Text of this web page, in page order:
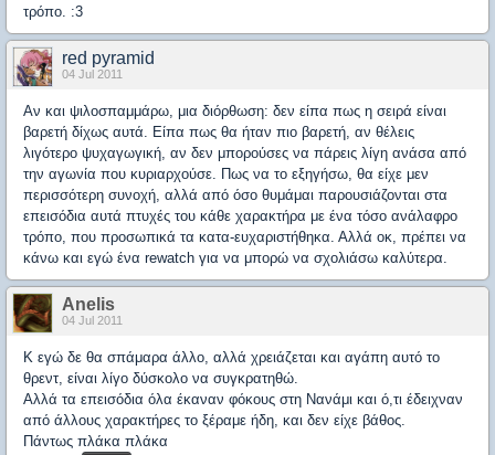
τρόπο. :3
red pyramid
04 Jul 2011
Αν και ψιλοσπαμμάρω, μια διόρθωση: δεν είπα πως η σειρά είναι
βαρετή δίχως αυτά. Είπα πως θα ήταν πιο βαρετή, αν θέλεις
λιγότερο ψυχαγωγική, αν δεν μπορούσες να πάρεις λίγη ανάσα από
την αγωνία που κυριαρχούσε. Πως να το εξηγήσω, θα είχε μεν
περισσότερη συνοχή, αλλά από όσο θυμάμαι παρουσιάζονται στα
επεισόδια αυτά πτυχές του κάθε χαρακτήρα με ένα τόσο ανάλαφρο
τρόπο, που προσωπικά τα κατα-ευχαριστήθηκα. Αλλά οκ, πρέπει να
κάνω και εγώ ένα rewatch για να μπορώ να σχολιάσω καλύτερα.
Anelis
04 Jul 2011
Κ εγώ δε θα σπάμαρα άλλο, αλλά χρειάζεται και αγάπη αυτό το
θρεντ, είναι λίγο δύσκολο να συγκρατηθώ.
Αλλά τα επεισόδια όλα έκαναν φόκους στη Νανάμι και ό,τι έδειχναν
από άλλους χαρακτήρες το ξέραμε ήδη, και δεν είχε βάθος.
Πάντως πλάκα πλάκα